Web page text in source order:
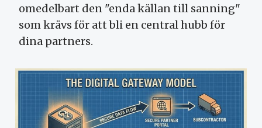
omedelbart den "enda källan till sanning"
som krävs för att bli en central hubb för
dina partners.